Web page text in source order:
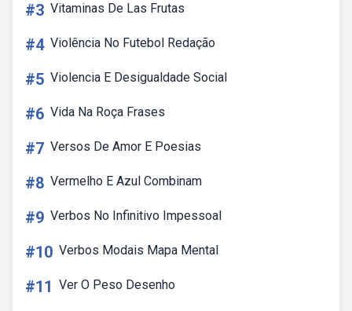
#3 Vitaminas De Las Frutas
#4 Violência No Futebol Redação
#5 Violencia E Desigualdade Social
#6 Vida Na Roça Frases
#7 Versos De Amor E Poesias
#8 Vermelho E Azul Combinam
#9 Verbos No Infinitivo Impessoal
#10 Verbos Modais Mapa Mental
#11 Ver O Peso Desenho